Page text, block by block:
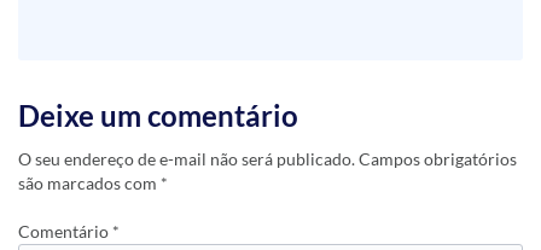
Deixe um comentário
O seu endereço de e-mail não será publicado.Campos obrigatórios
são marcados com *
Comentário *